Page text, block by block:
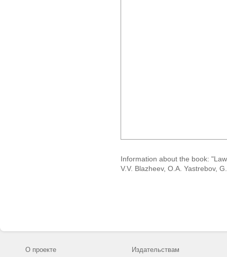
Information about the book:
V.V. Blazheev, O.A. Yastrebov,
О проекте
Издательствам